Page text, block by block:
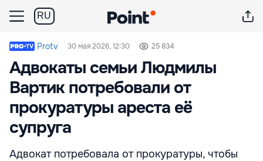
RU
Protv 30 мая 2026, 12:30 25 834
Адвокаты семьи Людмилы
Вартик потребовали от
прокуратуры ареста её
супруга
Адвокат потребовала от прокуратуры, чтобы